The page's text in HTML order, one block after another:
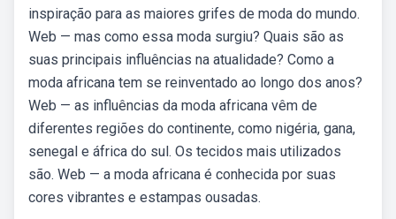
inspiração para as maiores grifes de moda do mundo.
Web — mas como essa moda surgiu? Quais são as
suas principais influências na atualidade? Como a
moda africana tem se reinventado ao longo dos anos?
Web — as influências da moda africana vêm de
diferentes regiões do continente, como nigéria, gana,
senegal e áfrica do sul. Os tecidos mais utilizados
são. Web — a moda africana é conhecida por suas
cores vibrantes e estampas ousadas.